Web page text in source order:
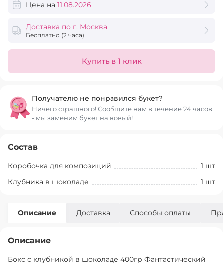
Цена на 11.08.2026
Доставка по г. Москва
Бесплатно (2 часа)
Купить в 1 клик
Получателю не понравился букет?
Ничего страшного! Сообщите нам в течение 24 часов
- мы заменим букет на новый!
Состав
Коробочка для композиций 1 шт
Клубника в шоколаде
1 шт
Описание Доставка Способы оплаты
Описание
Бокс с клубникой в шоколаде 400гр Фантастический